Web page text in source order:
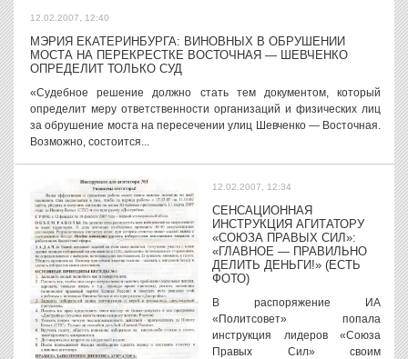
12.02.2007, 12:40
МЭРИЯ ЕКАТЕРИНБУРГА: ВИНОВНЫХ В ОБРУШЕНИИ
МОСТА НА ПЕРЕКРЕСТКЕ ВОСТОЧНАЯ — ШЕВЧЕНКО
ОПРЕДЕЛИТ ТОЛЬКО СУД
«Судебное решение должно стать тем документом, который
определит меру ответственности организаций и физических лиц
за обрушение моста на пересечении улиц Шевченко — Восточная.
Возможно, состоится...
12.02.2007, 12:34
СЕНСАЦИОННАЯ
ИНСТРУКЦИЯ АГИТАТОРУ
«СОЮЗА ПРАВЫХ СИЛ»:
«ГЛАВНОЕ — ПРАВИЛЬНО
ДЕЛИТЬ ДЕНЬГИ!» (ЕСТЬ
ФОТО)
В распоряжение ИА
«Политсовет» попала
инструкция лидеров «Союза
Правых Сил» своим